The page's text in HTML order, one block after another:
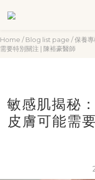
Home /Blog list page /保養
需要特別關注 | 陳裕豪醫師
敏感肌揭秘
皮膚可能需